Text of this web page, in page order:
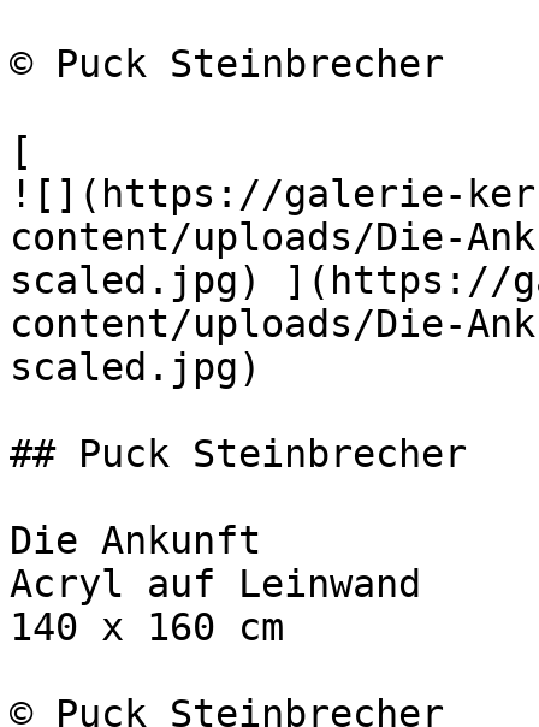
© Puck Steinbrecher
[
![](https://galerie-
content/uploads/Die-
scaled.jpg) ](https://
content/uploads/Die-
scaled.jpg)
## Puck Steinbrecher
Die Ankunft
Acryl auf Leinwand
140 x 160 cm
© Puck Steinbrecher